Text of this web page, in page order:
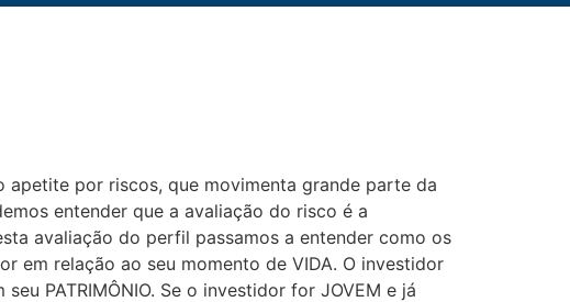
por riscos, que movimenta grande parte da
entender que a avaliação do risco é a
avaliação do perfil passamos a entender como os
em relação ao seu momento de VIDA. O investidor
PATRIMÔNIO. Se o investidor for JOVEM e já